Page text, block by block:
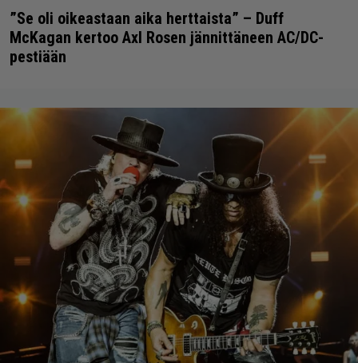
”Se oli oikeastaan aika herttaista” – Duff
McKagan kertoo Axl Rosen jännittäneen AC/DC-
pestiään